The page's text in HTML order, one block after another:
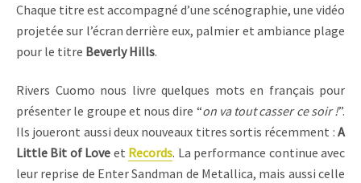
Chaque titre est accompagné d’une scénographie, une vidéo
projetée sur l’écran derrière eux, palmier et ambiance plage
pour le titre Beverly Hills.
Rivers Cuomo nous livre quelques mots en français pour
présenter le groupe et nous dire “on va tout casser ce soir !”.
Ils joueront aussi deux nouveaux titres sortis récemment : A
Little Bit of Love et Records. La performance continue avec
leur reprise de Enter Sandman de Metallica, mais aussi celle